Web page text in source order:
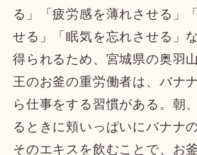
る」「疲労感を薄れさせる」
せる」「眠気を忘れさせる」
得られるため、宮城県の奥羽
王のお釜の重労働者は、バナ
ら仕事をする習慣がある。朝
るときに頬いっぱいにバナナ
そのエキスを飲むことで、お